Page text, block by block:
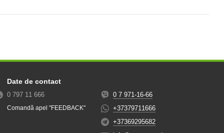
Date de contact
0 797 11 666
Comandă apel "FEEDBACK"
0 7 971-16-66
+37379711666
+37369295682